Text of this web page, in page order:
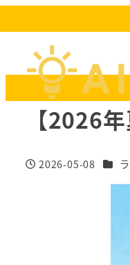
【2026
投稿日
2026-05-08 商品